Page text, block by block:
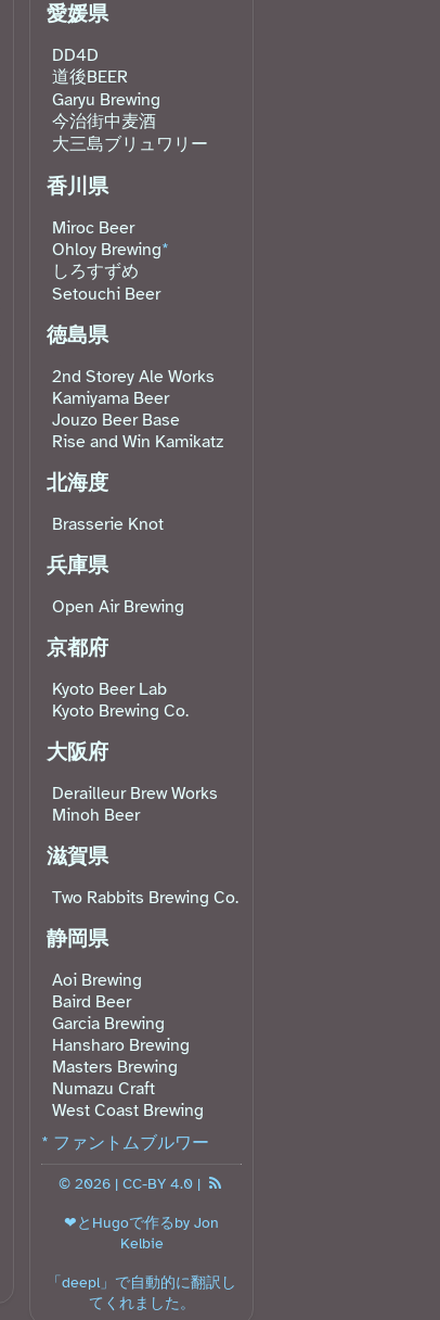
愛媛県
DD4D
道後BEER
Garyu Brewing
今治街中麦酒
大三島ブリュワリー
香川県
Miroc Beer
Ohloy Brewing*
しろすずめ
Setouchi Beer
徳島県
2nd Storey Ale Works
Kamiyama Beer
Jouzo Beer Base
Rise and Win Kamikatz
北海度
Brasserie Knot
兵庫県
Open Air Brewing
京都府
Kyoto Beer Lab
Kyoto Brewing Co.
大阪府
Derailleur Brew Works
Minoh Beer
滋賀県
Two Rabbits Brewing Co.
静岡県
Aoi Brewing
Baird Beer
Garcia Brewing
Hansharo Brewing
Masters Brewing
Numazu Craft
West Coast Brewing
* ファントムブルワー
© 2026 | CC-BY 4.0|
❤と Hugoで作るby Jon
Kelbie󠁧󠁢󠁳󠁣󠁴󠁿
「deepl 」で自動的に翻訳し
てくれました。